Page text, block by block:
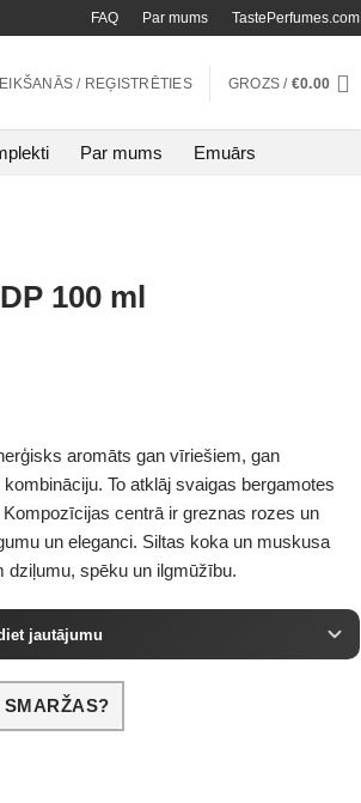
FAQ Par mums TastePerfumes.com
/ REĢISTRĒTIES GROZS / €0.00
Par mums Emuārs
100 ml
aromāts gan vīriešiem, gan
To atklāj svaigas bergamotes
centrā ir greznas rozes un
un eleganci. Siltas koka un muskusa
dziļumu, spēku un ilgmūžību.
jautājumu